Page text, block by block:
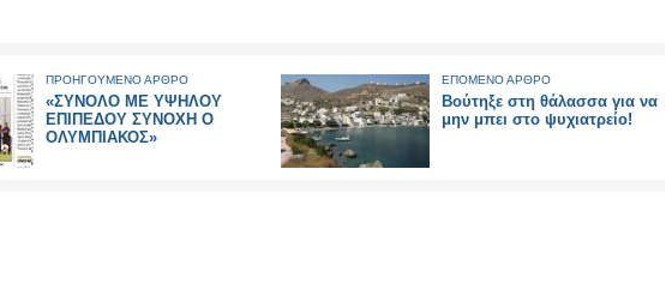
ΠΡΟΗΓΟΥΜΕΝΟ ΑΡΘΡΟ
«ΣΥΝΟΛΟ ΜΕ ΥΨΗΛΟΥ
ΕΠΙΠΕΔΟΥ ΣΥΝΟΧΗ Ο
ΟΛΥΜΠΙΑΚΟΣ»
ΕΠΟΜΕΝΟ ΑΡΘΡΟ
Βούτηξε στη θάλασσα για να
μην μπει στο ψυχιατρείο!